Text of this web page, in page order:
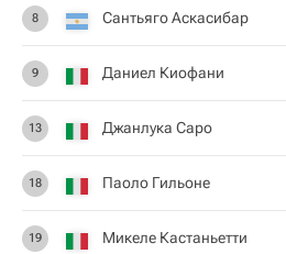
8 Сантьяго Аскасибар
9 Даниел Киофани
13 Джанлука Саро
18 Паоло Гильоне
19 Микеле Кастаньетти